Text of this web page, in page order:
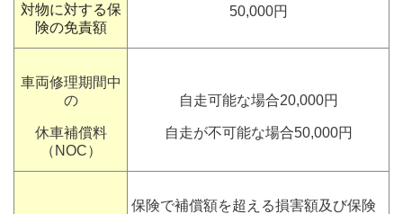
対物に対する保
険の免責額
50,000円
車両修理期間中
の
休車補償料
（NOC）
自走可能な場合20,000円
自走が不可能な場合50,000円
保険で補償額を超える損害額及び保険